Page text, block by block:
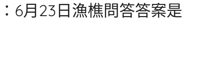
6月23日漁樵問答答案是